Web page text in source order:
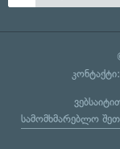
სამომხმარებლო